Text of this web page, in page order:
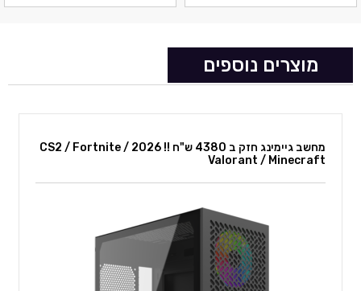
מוצרים נוספים
מחשב גיימינג חזק ב 4380 ש"ח !! 2026 CS2 / Fortnite /
Valorant / Minecraft